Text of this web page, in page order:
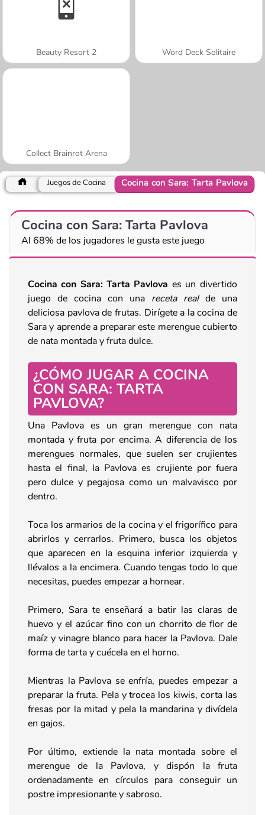
Beauty Resort 2 Word Deck Solitaire
Collect Brainrot Arena
Juegos de Cocina Cocina con Sara: Tarta Pavlova
Cocina con Sara: Tarta Pavlova
Al 68% de los jugadores le gusta este juego
Cocina con Sara: Tarta Pavlova es un divertido
juego de cocina con una receta real de una
deliciosa pavlova de frutas. Dirígete a la cocina de
Sara y aprende a preparar este merengue cubierto
de nata montada y fruta dulce.
¿CÓMO JUGAR A COCINA
CON SARA: TARTA
PAVLOVA?
Una Pavlova es un gran merengue con nata
montada y fruta por encima. A diferencia de los
merengues normales, que suelen ser crujientes
hasta el final, la Pavlova es crujiente por fuera
pero dulce y pegajosa como un malvavisco por
dentro.
Toca los armarios de la cocina y el frigorífico para
abrirlos y cerrarlos. Primero, busca los objetos
que aparecen en la esquina inferior izquierda y
llévalos a la encimera. Cuando tengas todo lo que
necesitas, puedes empezar a hornear.
Primero, Sara te enseñará a batir las claras de
huevo y el azúcar fino con un chorrito de flor de
maíz y vinagre blanco para hacer la Pavlova. Dale
forma de tarta y cuécela en el horno.
Mientras la Pavlova se enfría, puedes empezar a
preparar la fruta. Pela y trocea los kiwis, corta las
fresas por la mitad y pela la mandarina y divídela
en gajos.
Por último, extiende la nata montada sobre el
merengue de la Pavlova, y dispón la fruta
ordenadamente en círculos para conseguir un
postre impresionante y sabroso.